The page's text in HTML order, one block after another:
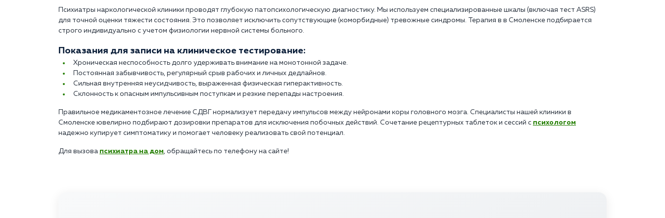
Психиатры наркологической клиники проводят глубокую патопсихологическую диагностику. Мы используем специализированные шкалы (включая тест ASRS)
для точной оценки тяжести состояния. Это позволяет исключить сопутствующие (коморбидные) тревожные синдромы. Терапия в в Смоленске подбирается
строго индивидуально с учетом физиологии нервной системы больного.
Показания для записи на клиническое тестирование:
Хроническая неспособность долго удерживать внимание на монотонной задаче.
Постоянная забывчивость, регулярный срыв рабочих и личных дедлайнов.
Сильная внутренняя неусидчивость, выраженная физическая гиперактивность.
Склонность к опасным импульсивным поступкам и резкие перепады настроения.
Правильное медикаментозное лечение СДВГ нормализует передачу импульсов между нейронами коры головного мозга. Специалисты нашей клиники в
Смоленске ювелирно подбирают дозировки препаратов для исключения побочных действий. Сочетание рецептурных таблеток и сессий с психологом
надежно купирует симптоматику и помогает человеку реализовать свой потенциал.
Для вызова психиатра на дом, обращайтесь по телефону на сайте!